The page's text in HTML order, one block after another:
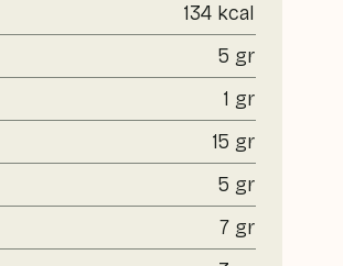
134 kcal
5 gr
1 gr
15 gr
5 gr
7 gr